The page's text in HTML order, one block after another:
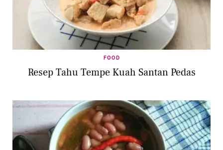
FOOD
Resep Tahu Tempe Kuah Santan Pedas